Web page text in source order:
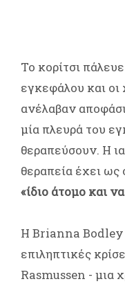
Το κορίτσι
εγκεφάλου και οι
ανέλαβαν
μία πλευρά του
θεραπεύσουν. Η
θεραπεία έχει ως
«ίδιο άτομο και
Η Brianna Bodley
επιληπτικές
Rasmussen - μια